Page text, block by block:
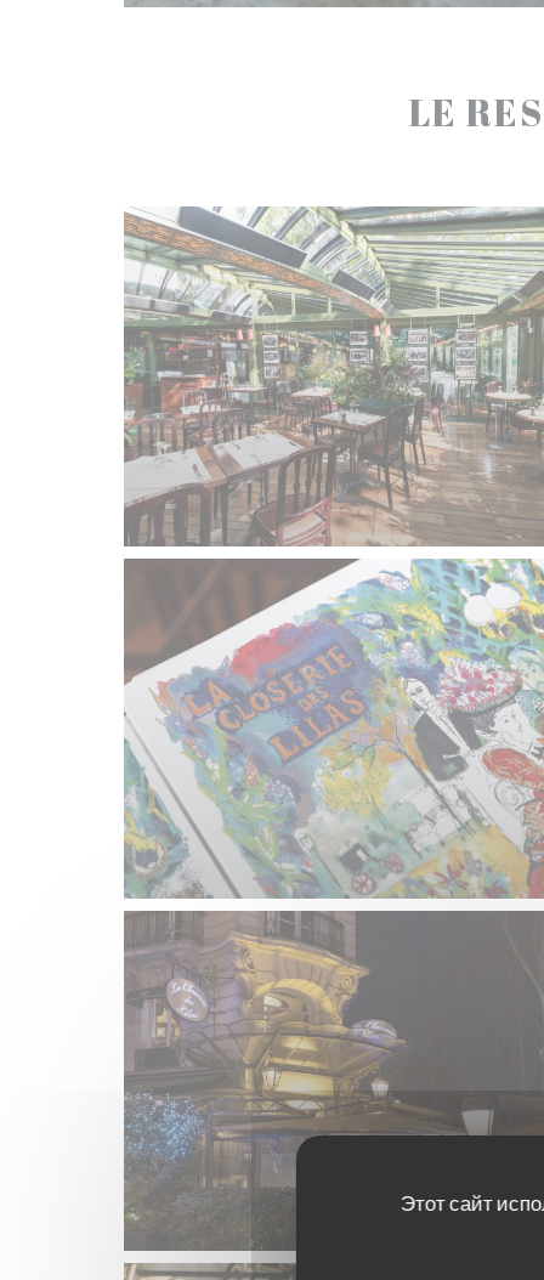
Этот сайт
LE